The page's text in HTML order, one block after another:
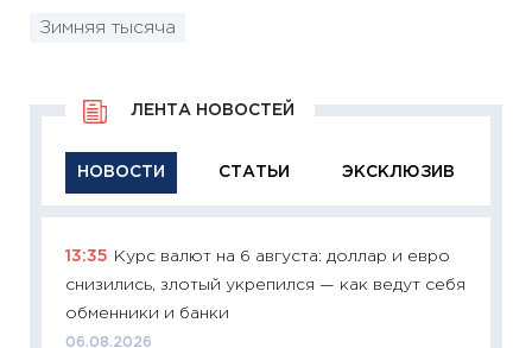
Зимняя тысяча
НОВОСТИ СТАТЬИ ЭКСКЛЮЗИВ
ЛЕНТА НОВОСТЕЙ
13:35
Курс валют на 6 августа: доллар и евро
снизились, злотый укрепился — как ведут себя
обменники и банки
06.08.2026